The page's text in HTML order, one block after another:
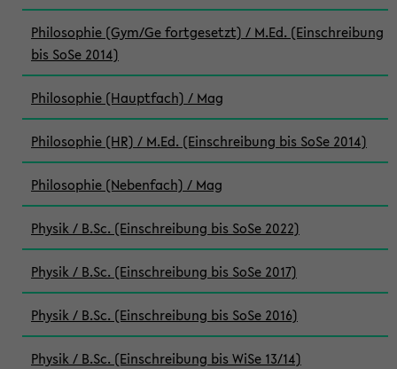
Philosophie (Gym/Ge fortgesetzt) / M.Ed. (Einschreibung
bis SoSe 2014)
Philosophie (Hauptfach) / Mag
Philosophie (HR) / M.Ed. (Einschreibung bis SoSe 2014)
Philosophie (Nebenfach) / Mag
Physik / B.Sc. (Einschreibung bis SoSe 2022)
Physik / B.Sc. (Einschreibung bis SoSe 2017)
Physik / B.Sc. (Einschreibung bis SoSe 2016)
Physik / B.Sc. (Einschreibung bis WiSe 13/14)